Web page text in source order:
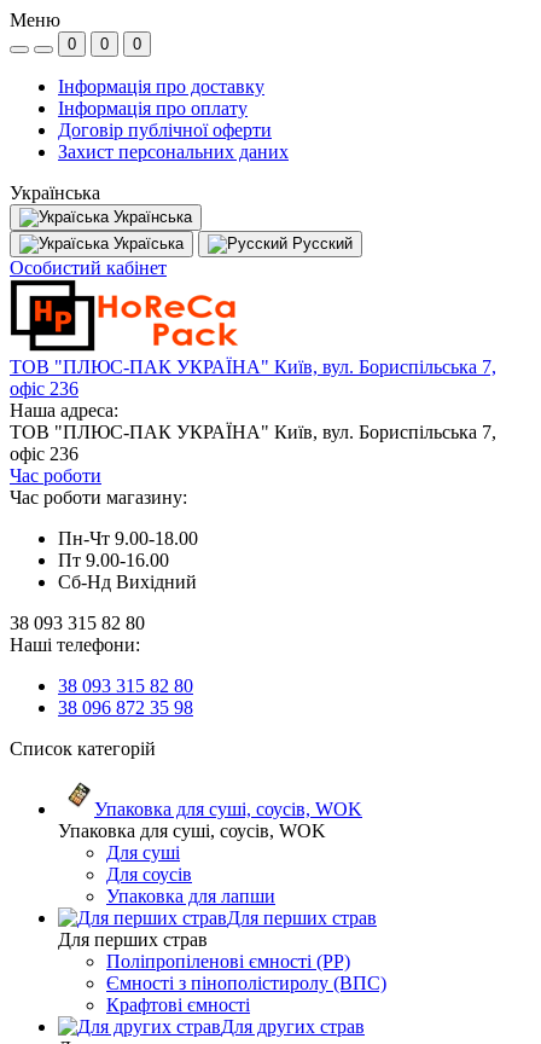
Меню
0 0 0
Інформація про доставку
Інформація про оплату
Договір публічної оферти
Захист персональних даних
Українська
Українська
Україська
Русский
Особистий кабінет
ТОВ "ПЛЮС-ПАК УКРАЇНА" Київ, вул. Бориспільська 7,
офіс 236
Наша адреса:
ТОВ "ПЛЮС-ПАК УКРАЇНА" Київ, вул. Бориспільська 7,
офіс 236
Час роботи
Час роботи магазину:
Пн-Чт 9.00-18.00
Пт 9.00-16.00
Сб-Нд Вихідний
38 093 315 82 80
Наші телефони:
38 093 315 82 80
38 096 872 35 98
Список категорій
Упаковка для суші, соусів, WOK
Упаковка для суші, соусів, WOK
Для суші
Для соусів
Упаковка для лапши
Для перших страв
Для перших страв
Поліпропіленові ємності (PP)
Ємності з пінополістиролу (ВПС)
Крафтові ємності
Для других страв